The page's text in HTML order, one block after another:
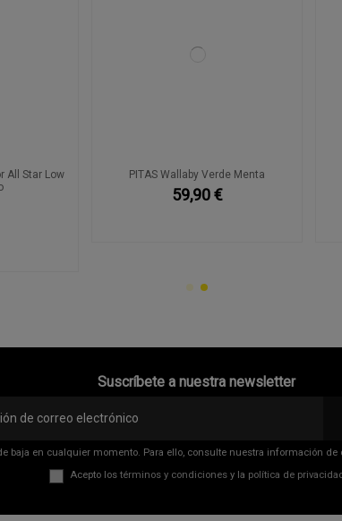
All Star Low
PITAS Wallaby Verde Menta
59,90 €
Suscríbete a nuestra newsletter
baja en cualquier momento. Para ello, consulte nuestra información de
Acepto los términos y condicionesy la política de